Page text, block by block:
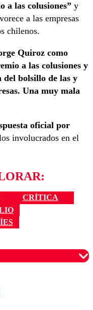
a las colusiones” y
a las empresas
chilenos.
Quiroz como
a las colusiones y
del bolsillo de las y
Una muy mala
oficial por
involucrados en el
CRÍTICA
para garantizar un